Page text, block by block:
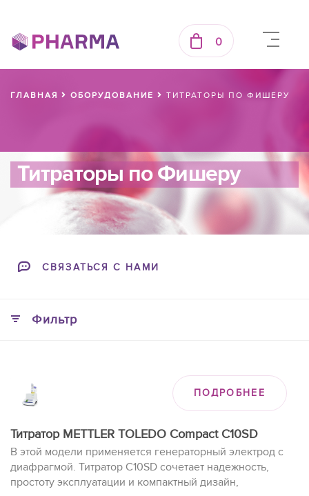
0
ГЛАВНАЯ ОБОРУДОВАНИЕ ТИТРАТОРЫ ПО ФИШЕРУ
Титраторы по Фишеру
СВЯЗАТЬСЯ С НАМИ
Фильтр
ПОДРОБНЕЕ
Титратор METTLER TOLEDO Compact C10SD
В этой модели применяется генераторный электрод с
диафрагмой. Титратор C10SD сочетает надежность,
простоту эксплуатации и компактный дизайн,